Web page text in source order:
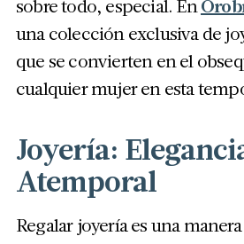
sobre todo, especial. En
una colección exclusiva de
que se convierten en el
cualquier mujer en esta
Joyería:
Atemporal
Regalar joyería es una